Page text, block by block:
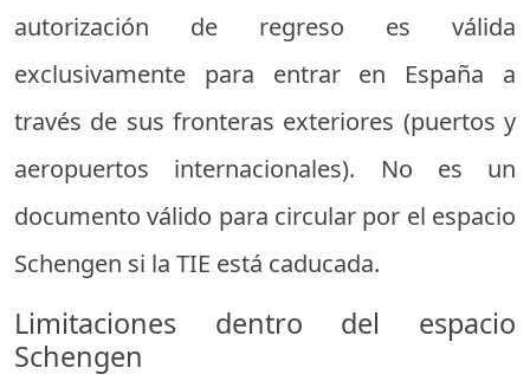
autorización de regreso es válida
exclusivamente para entrar en España a
través de sus fronteras exteriores (puertos y
aeropuertos internacionales). No es un
documento válido para circular por el espacio
Schengen si la TIE está caducada.
Limitaciones dentro del espacio
Schengen